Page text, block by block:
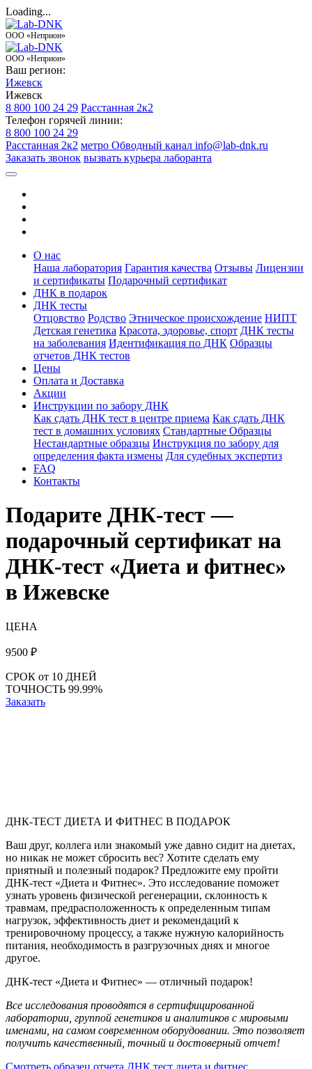
Loading...
ООО «Неприон»
ООО «Неприон»
Ваш регион:
Ижевск
Ижевск
8 800 100 24 29 Расстанная 2к2
Телефон горячей линии:
8 800 100 24 29
Расстанная 2к2 метро Обводный канал info@lab-dnk.ru
Заказать звонок вызвать курьера лаборанта
О нас
Наша лаборатория Гарантия качества Отзывы Лицензии
и сертификаты Подарочный сертификат
ДНК в подарок
ДНК тесты
Отцовство Родство Этническое происхождение НИПТ
Детская генетика Красота, здоровье, спорт ДНК тесты
на заболевания Идентификация по ДНК Образцы
отчетов ДНК тестов
Цены
Оплата и Доставка
Акции
Инструкции по забору ДНК
Как сдать ДНК тест в центре приема Как сдать ДНК
тест в домашних условиях Стандартные Образцы
Нестандартные образцы Инструкция по забору для
определения факта измены Для судебных экспертиз
FAQ
Контакты
Подарите ДНК-тест —
подарочный сертификат на
ДНК-тест «Диета и фитнес»
в Ижевске
ЦЕНА
9500 ₽
СРОК от 10 ДНЕЙ
ТОЧНОСТЬ 99.99%
Заказать
ДНК-ТЕСТ ДИЕТА И ФИТНЕС В ПОДАРОК
Ваш друг, коллега или знакомый уже давно сидит на диетах,
но никак не может сбросить вес? Хотите сделать ему
приятный и полезный подарок? Предложите ему пройти
ДНК-тест «Диета и Фитнес». Это исследование поможет
узнать уровень физической регенерации, склонность к
травмам, предрасположенность к определенным типам
нагрузок, эффективность диет и рекомендаций к
тренировочному процессу, а также нужную калорийность
питания, необходимость в разгрузочных днях и многое
другое.
ДНК-тест «Диета и Фитнес» — отличный подарок!
Все исследования проводятся в сертифицированной
лаборатории, группой генетиков и аналитиков с мировыми
именами, на самом современном оборудовании. Это позволяет
получить качественный, точный и достоверный отчет!
Смотреть образец отчета ДНК тест диета и фитнес